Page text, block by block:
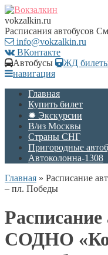
vokzalkin.ru
Расписания автобусов
info@vokzalkin.ru
ВКонтакте
Автобусы
ЖД
навигация
Главная
Купить билет
✹ Экскурсии
В/из Москвы
Страны СНГ
Пригородные
Автоколонна-1308
Главная » Расписание
– пл. Победы
СОДНО